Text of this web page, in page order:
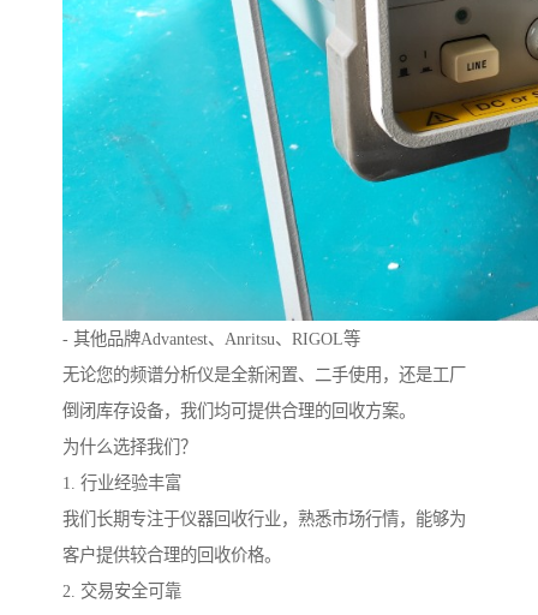
- 其他品牌Advantest、Anritsu、RIGOL等
无论您的频谱分析仪是全新闲置、二手使用，还是工厂
倒闭库存设备，我们均可提供合理的回收方案。
为什么选择我们？
1. 行业经验丰富
我们长期专注于仪器回收行业，熟悉市场行情，能够为
客户提供较合理的回收价格。
2. 交易安全可靠